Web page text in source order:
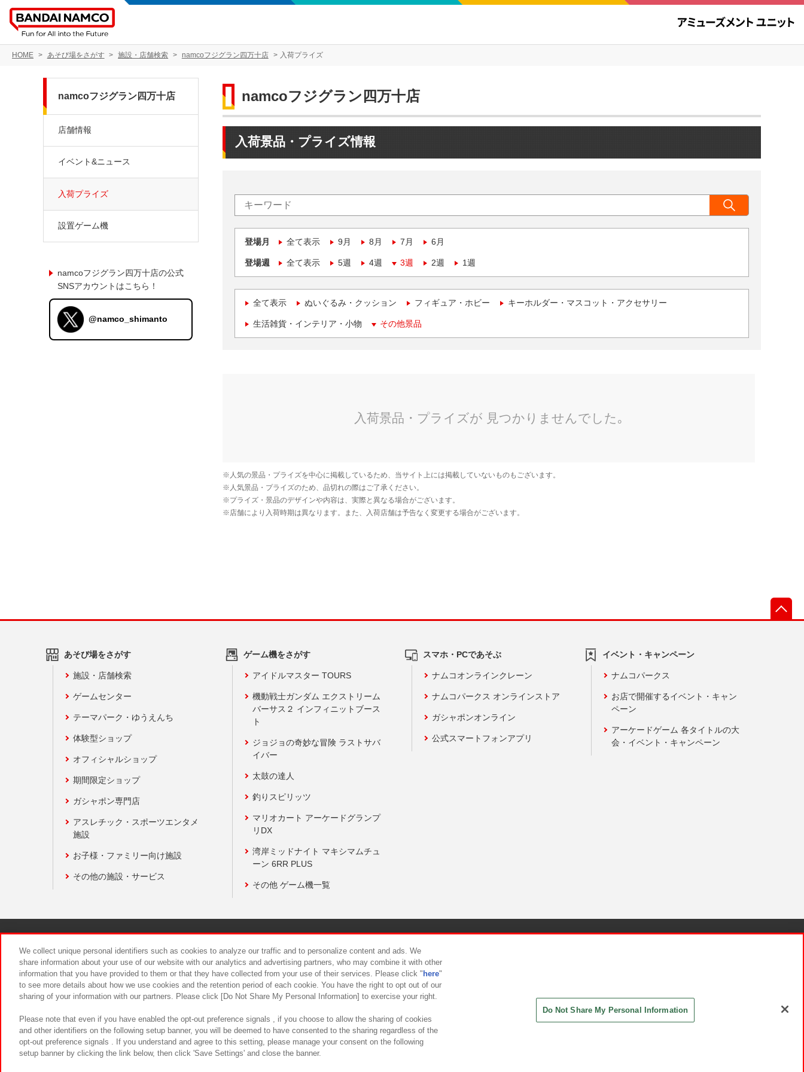
HOME あそび場をさがす 施設・店舗検索 namcoフジグラン四万十店 入荷プライズ
namcoフジグラン四万十店
入荷景品・プライズ情報
登場月 全て表示 9月 8月 7月 6月
登場週 全て表示 5週 4週 3週 2週 1週
全て表示 ぬいぐるみ・クッション フィギュア・ホビー キーホルダー・マスコット・アクセサリー
生活雑貨・インテリア・小物 その他景品
namcoフジグラン四万十店
店舗情報
イベント&ニュース
入荷プライズ
設置ゲーム機
namcoフジグラン四万十店の公式
SNSアカウントはこちら！
@namco_shimanto
あそび場をさがす
施設・店舗検索
ゲームセンター
テーマパーク・ゆうえんち
体験型ショップ
オフィシャルショップ
期間限定ショップ
ガシャポン専門店
アスレチック・スポーツエンタメ
施設
お子様・ファミリー向け施設
その他の施設・サービス
ゲーム機をさがす
アイドルマスター TOURS
機動戦士ガンダム エクストリーム
バーサス２ インフィニットブース
ト
ジョジョの奇妙な冒険 ラストサバ
イバー
太鼓の達人
釣りスピリッツ
マリオカート アーケードグランプ
リDX
湾岸ミッドナイト マキシマムチュ
ーン 6RR PLUS
その他 ゲーム機一覧
スマホ・PCであそぶ
ナムコオンラインクレーン
ナムコパークス オンラインストア
ガシャポンオンライン
公式スマートフォンアプリ
イベント・キャンペーン
ナムコパークス
お店で開催するイベント・キャン
ペーン
アーケードゲーム 各タイトルの大
会・イベント・キャンペーン
食品のご提供について カスタマーハラスメント対応方針
We collect unique personal identifiers such as cookies to analyze our traffic and to personalize content and ads. We
share information about your use of our website with our analytics and advertising partners, who may combine it with other
information that you have provided to them or that they have collected from your use of their services. Please click " here"
to see more details about how we use cookies and the retention period of each cookie. You have the right to opt out of our
sharing of your information with our partners. Please click [Do Not Share My Personal Information] to exercise your right.
Please note that even if you have enabled the opt-out preference signals , if you choose to allow the sharing of cookies
and other identifiers on the following setup banner, you will be deemed to have consented to the sharing regardless of the
opt-out preference signals . If you understand and agree to this setting, please manage your consent on the following
setup banner by clicking the link below, then click 'Save Settings' and close the banner.
Do Not Share My Personal Information